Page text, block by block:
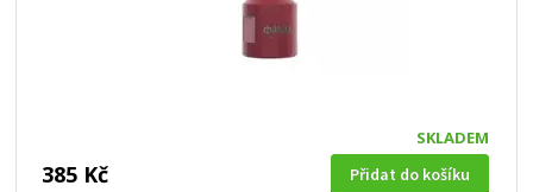
SKLADEM
385 Kč Přidat do košíku